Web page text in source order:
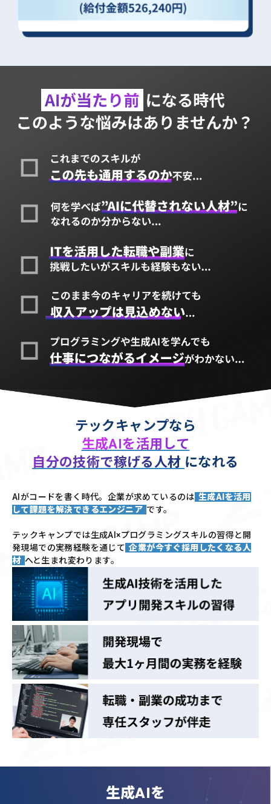
テックキャンプなら
生成AIを活用して
自分の技術で稼げる人材 になれる
AIがコードを書く時代。企業が求めているのは 生成AIを活用
して課題を解決できるエンジニア です。
テックキャンプでは生成AI×プログラミングスキルの習得と開
発現場での実務経験を通じて 企業が今すぐ採用したくなる人
材 へと生まれ変わります。
生成AIを